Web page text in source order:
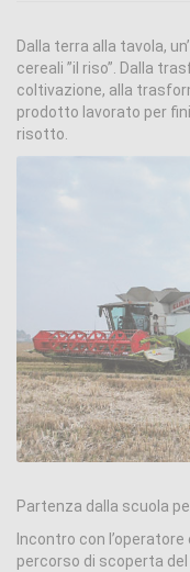
Dalla terra alla tavola,
cereali ”il riso”. Dalla
coltivazione, alla
prodotto lavorato per
risotto.
Partenza dalla scuola
Incontro con
percorso di scoperta